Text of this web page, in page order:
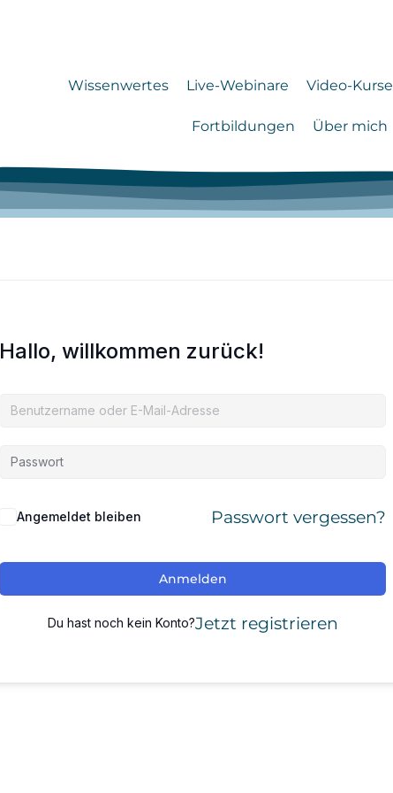
Wissenwertes Live-Webinare Video-Kurse
Fortbildungen Über mich
Hallo, willkommen zurück!
Angemeldet bleiben Passwort vergessen?
Anmelden
Du hast noch kein Konto?Jetzt registrieren